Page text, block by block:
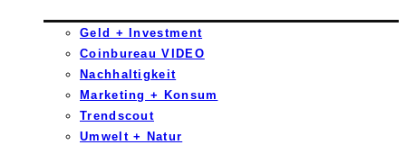
Geld + Investment
Coinbureau VIDEO
Nachhaltigkeit
Marketing + Konsum
Trendscout
Umwelt + Natur